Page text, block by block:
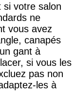
si votre salon
ne
vous avez
canapés
gant à
si vous les
pas non
les à